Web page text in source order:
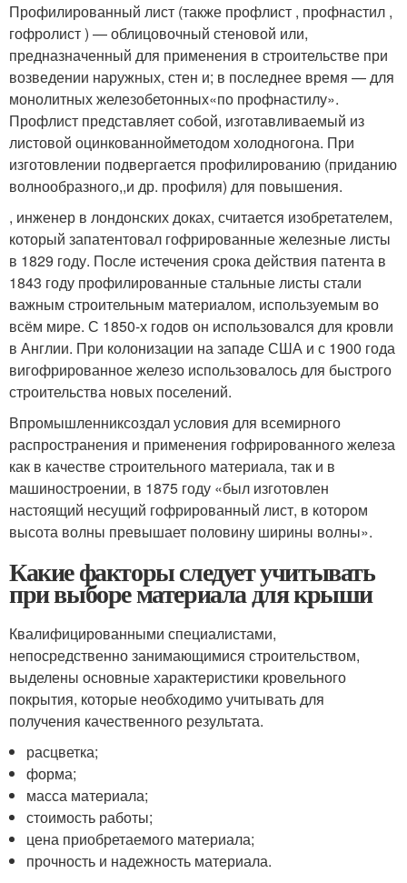
Профилированный лист (также профлист , профнастил ,
гофролист ) — облицовочный стеновой или,
предназначенный для применения в строительстве при
возведении наружных, стен и; в последнее время — для
монолитных железобетонных«по профнастилу».
Профлист представляет собой, изготавливаемый из
листовой оцинкованнойметодом холодногона. При
изготовлении подвергается профилированию (приданию
волнообразного,,и др. профиля) для повышения.
, инженер в лондонских доках, считается изобретателем,
который запатентовал гофрированные железные листы
в 1829 году. После истечения срока действия патента в
1843 году профилированные стальные листы стали
важным строительным материалом, используемым во
всём мире. С 1850-х годов он использовался для кровли
в Англии. При колонизации на западе США и с 1900 года
вигофрированное железо использовалось для быстрого
строительства новых поселений.
Впромышленниксоздал условия для всемирного
распространения и применения гофрированного железа
как в качестве строительного материала, так и в
машиностроении, в 1875 году «был изготовлен
настоящий несущий гофрированный лист, в котором
высота волны превышает половину ширины волны».
Какие факторы следует учитывать
при выборе материала для крыши
Квалифицированными специалистами,
непосредственно занимающимися строительством,
выделены основные характеристики кровельного
покрытия, которые необходимо учитывать для
получения качественного результата.
расцветка;
форма;
масса материала;
стоимость работы;
цена приобретаемого материала;
прочность и надежность материала.